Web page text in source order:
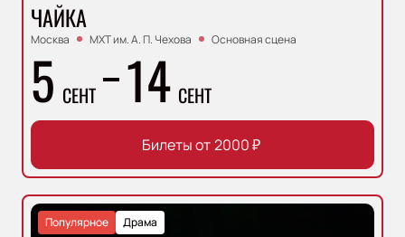
ЧАЙКА
Москва МХТ им. А. П. Чехова Основная сцена
5 СЕНТ 14 СЕНТ
Билеты от 2000₽
Драма
Популярное